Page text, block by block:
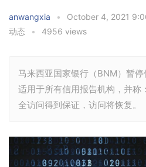
anwangxia • October 4, 2021
动态
• 4956 views
马来西亚国家银行（BNM）暂
适用于所有信用报告机构，并称
全访问得到保证，访问将恢复。